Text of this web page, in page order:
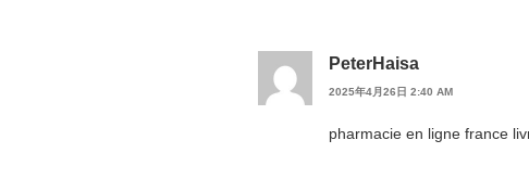
PeterHaisa
2025年4月26日 2:40 AM
pharmacie en ligne france